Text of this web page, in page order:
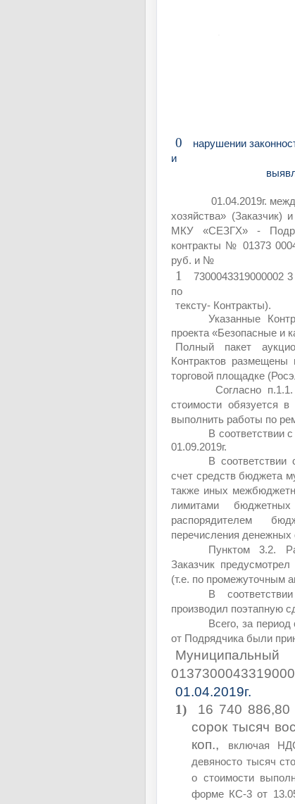
0
нарушении
и
01.04.2019г.
хозяйства»
МКУ «СЕЗГХ» -
контракты № 01373
руб. и №
1 7300043319000002 3
по
тексту- Контракты).
Указанные
проекта «Безопасные и
Полный пакет
Контрактов
торговой площадке
Согласно
стоимости обязуется
выполнить работы по
В соответствии
01.09.2019г.
В соответствии
счет средств бюджета
также иных
лимитами бюджетных
распорядителем
перечисления денежных
Пунктом 3.2.
Заказчик
(т.е. по промежуточным
В
производил поэтапную
Всего, за
от Подрядчика были
Муниципальный
01.04.2019г.
1)
16 740 886,80
сорок тысяч
коп.,
включая
девяносто тысяч
о стоимости
форме КС-3 от